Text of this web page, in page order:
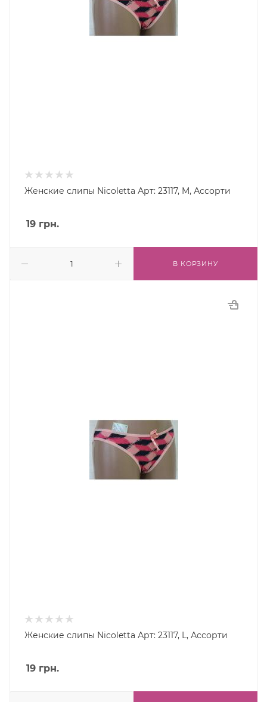
Женские слипы Nicoletta Арт: 23117, M, Ассорти
19 грн.
В КОРЗИНУ
Женские слипы Nicoletta Арт: 23117, L, Ассорти
19 грн.